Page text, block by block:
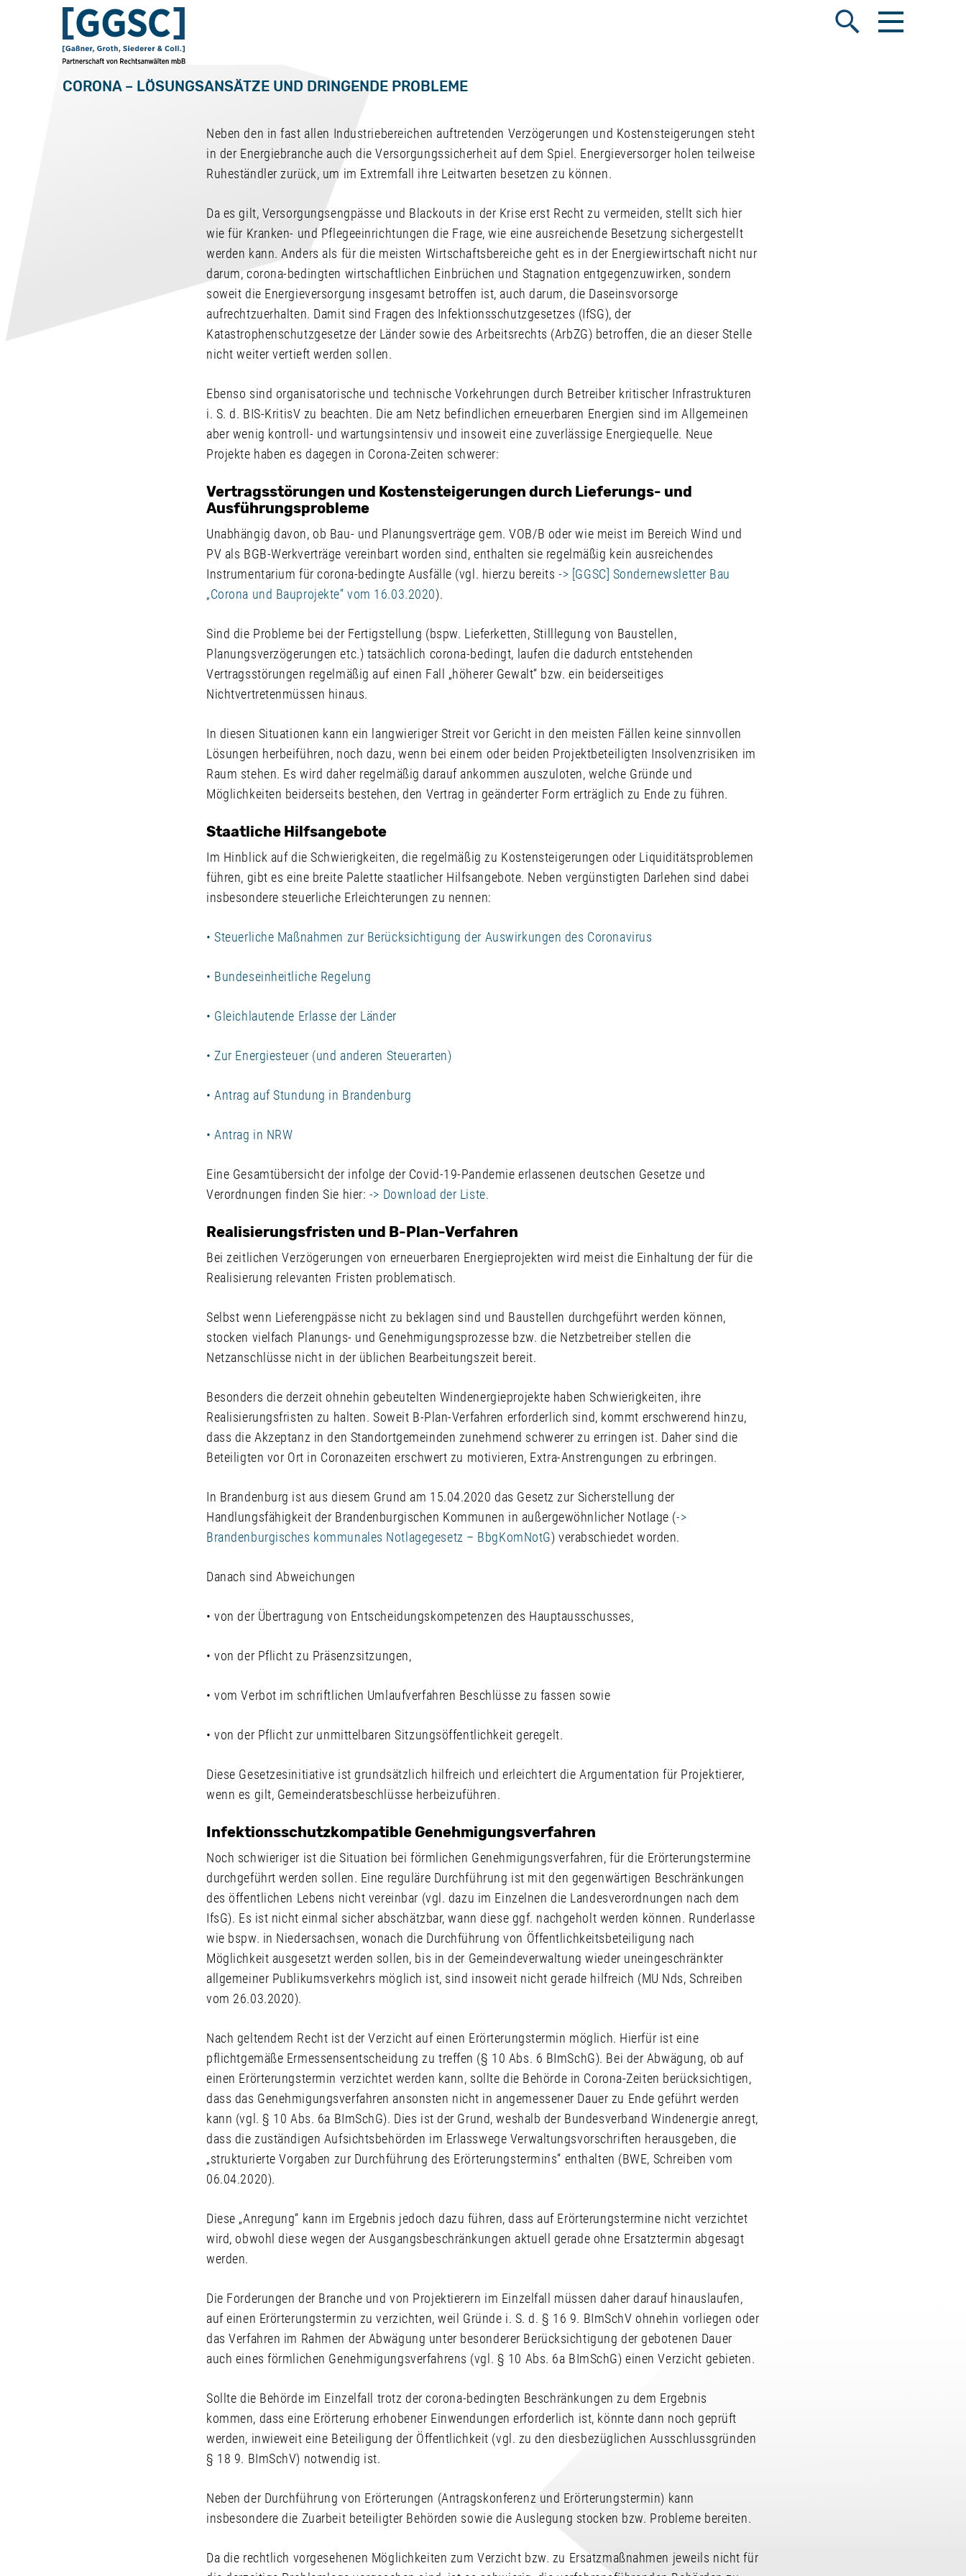
Suche öffnenMenü öffnen
CORONA – LÖSUNGSANSÄTZE UND DRINGENDE PROBLEME
Neben den in fast allen Industriebereichen auftretenden Verzögerungen und Kostensteigerungen steht
in der Energiebranche auch die Versorgungssicherheit auf dem Spiel. Energieversorger holen teilweise
Ruheständler zurück, um im Extremfall ihre Leitwarten besetzen zu können.
Da es gilt, Versorgungsengpässe und Blackouts in der Krise erst Recht zu vermeiden, stellt sich hier
wie für Kranken- und Pflegeeinrichtungen die Frage, wie eine ausreichende Besetzung sichergestellt
werden kann. Anders als für die meisten Wirtschaftsbereiche geht es in der Energiewirtschaft nicht nur
darum, corona-bedingten wirtschaftlichen Einbrüchen und Stagnation entgegenzuwirken, sondern
soweit die Energieversorgung insgesamt betroffen ist, auch darum, die Daseinsvorsorge
aufrechtzuerhalten. Damit sind Fragen des Infektionsschutzgesetzes (IfSG), der
Katastrophenschutzgesetze der Länder sowie des Arbeitsrechts (ArbZG) betroffen, die an dieser Stelle
nicht weiter vertieft werden sollen.
Ebenso sind organisatorische und technische Vorkehrungen durch Betreiber kritischer Infrastrukturen
i. S. d. BIS-KritisV zu beachten. Die am Netz befindlichen erneuerbaren Energien sind im Allgemeinen
aber wenig kontroll- und wartungsintensiv und insoweit eine zuverlässige Energiequelle. Neue
Projekte haben es dagegen in Corona-Zeiten schwerer:
Vertragsstörungen und Kostensteigerungen durch Lieferungs- und
Ausführungsprobleme
Unabhängig davon, ob Bau- und Planungsverträge gem. VOB/B oder wie meist im Bereich Wind und
PV als BGB-Werkverträge vereinbart worden sind, enthalten sie regelmäßig kein ausreichendes
Instrumentarium für corona-bedingte Ausfälle (vgl. hierzu bereits-> [GGSC] Sondernewsletter Bau
„Corona und Bauprojekte“ vom 16.03.2020).
Sind die Probleme bei der Fertigstellung (bspw. Lieferketten, Stilllegung von Baustellen,
Planungsverzögerungen etc.) tatsächlich corona-bedingt, laufen die dadurch entstehenden
Vertragsstörungen regelmäßig auf einen Fall „höherer Gewalt“ bzw. ein beiderseitiges
Nichtvertretenmüssen hinaus.
In diesen Situationen kann ein langwieriger Streit vor Gericht in den meisten Fällen keine sinnvollen
Lösungen herbeiführen, noch dazu, wenn bei einem oder beiden Projektbeteiligten Insolvenzrisiken im
Raum stehen. Es wird daher regelmäßig darauf ankommen auszuloten, welche Gründe und
Möglichkeiten beiderseits bestehen, den Vertrag in geänderter Form erträglich zu Ende zu führen.
Staatliche Hilfsangebote
Im Hinblick auf die Schwierigkeiten, die regelmäßig zu Kostensteigerungen oder Liquiditätsproblemen
führen, gibt es eine breite Palette staatlicher Hilfsangebote. Neben vergünstigten Darlehen sind dabei
insbesondere steuerliche Erleichterungen zu nennen:
• Steuerliche Maßnahmen zur Berücksichtigung der Auswirkungen des Coronavirus
• Bundeseinheitliche Regelung
• Gleichlautende Erlasse der Länder
• Zur Energiesteuer (und anderen Steuerarten)
• Antrag auf Stundung in Brandenburg
• Antrag in NRW
Eine Gesamtübersicht der infolge der Covid-19-Pandemie erlassenen deutschen Gesetze und
Verordnungen finden Sie hier: -> Download der Liste.
Realisierungsfristen und B-Plan-Verfahren
Bei zeitlichen Verzögerungen von erneuerbaren Energieprojekten wird meist die Einhaltung der für die
Realisierung relevanten Fristen problematisch.
Selbst wenn Lieferengpässe nicht zu beklagen sind und Baustellen durchgeführt werden können,
stocken vielfach Planungs- und Genehmigungsprozesse bzw. die Netzbetreiber stellen die
Netzanschlüsse nicht in der üblichen Bearbeitungszeit bereit.
Besonders die derzeit ohnehin gebeutelten Windenergieprojekte haben Schwierigkeiten, ihre
Realisierungsfristen zu halten. Soweit B-Plan-Verfahren erforderlich sind, kommt erschwerend hinzu,
dass die Akzeptanz in den Standortgemeinden zunehmend schwerer zu erringen ist. Daher sind die
Beteiligten vor Ort in Coronazeiten erschwert zu motivieren, Extra-Anstrengungen zu erbringen.
In Brandenburg ist aus diesem Grund am 15.04.2020 das Gesetz zur Sicherstellung der
Handlungsfähigkeit der Brandenburgischen Kommunen in außergewöhnlicher Notlage (->
Brandenburgisches kommunales Notlagegesetz – BbgKomNotG) verabschiedet worden.
Danach sind Abweichungen
• von der Übertragung von Entscheidungskompetenzen des Hauptausschusses,
• von der Pflicht zu Präsenzsitzungen,
• vom Verbot im schriftlichen Umlaufverfahren Beschlüsse zu fassen sowie
• von der Pflicht zur unmittelbaren Sitzungsöffentlichkeit geregelt.
Diese Gesetzesinitiative ist grundsätzlich hilfreich und erleichtert die Argumentation für Projektierer,
wenn es gilt, Gemeinderatsbeschlüsse herbeizuführen.
Infektionsschutzkompatible Genehmigungsverfahren
Noch schwieriger ist die Situation bei förmlichen Genehmigungsverfahren, für die Erörterungstermine
durchgeführt werden sollen. Eine reguläre Durchführung ist mit den gegenwärtigen Beschränkungen
des öffentlichen Lebens nicht vereinbar (vgl. dazu im Einzelnen die Landesverordnungen nach dem
IfsG). Es ist nicht einmal sicher abschätzbar, wann diese ggf. nachgeholt werden können. Runderlasse
wie bspw. in Niedersachsen, wonach die Durchführung von Öffentlichkeitsbeteiligung nach
Möglichkeit ausgesetzt werden sollen, bis in der Gemeindeverwaltung wieder uneingeschränkter
allgemeiner Publikumsverkehrs möglich ist, sind insoweit nicht gerade hilfreich (MU Nds, Schreiben
vom 26.03.2020).
Nach geltendem Recht ist der Verzicht auf einen Erörterungstermin möglich. Hierfür ist eine
pflichtgemäße Ermessensentscheidung zu treffen (§ 10 Abs. 6 BImSchG). Bei der Abwägung, ob auf
einen Erörterungstermin verzichtet werden kann, sollte die Behörde in Corona-Zeiten berücksichtigen,
dass das Genehmigungsverfahren ansonsten nicht in angemessener Dauer zu Ende geführt werden
kann (vgl. § 10 Abs. 6a BImSchG). Dies ist der Grund, weshalb der Bundesverband Windenergie anregt,
dass die zuständigen Aufsichtsbehörden im Erlasswege Verwaltungsvorschriften herausgeben, die
„strukturierte Vorgaben zur Durchführung des Erörterungstermins“ enthalten (BWE, Schreiben vom
06.04.2020).
Diese „Anregung“ kann im Ergebnis jedoch dazu führen, dass auf Erörterungstermine nicht verzichtet
wird, obwohl diese wegen der Ausgangsbeschränkungen aktuell gerade ohne Ersatztermin abgesagt
werden.
Die Forderungen der Branche und von Projektierern im Einzelfall müssen daher darauf hinauslaufen,
auf einen Erörterungstermin zu verzichten, weil Gründe i. S. d. § 16 9. BImSchV ohnehin vorliegen oder
das Verfahren im Rahmen der Abwägung unter besonderer Berücksichtigung der gebotenen Dauer
auch eines förmlichen Genehmigungsverfahrens (vgl. § 10 Abs. 6a BImSchG) einen Verzicht gebieten.
Sollte die Behörde im Einzelfall trotz der corona-bedingten Beschränkungen zu dem Ergebnis
kommen, dass eine Erörterung erhobener Einwendungen erforderlich ist, könnte dann noch geprüft
werden, inwieweit eine Beteiligung der Öffentlichkeit (vgl. zu den diesbezüglichen Ausschlussgründen
§ 18 9. BImSchV) notwendig ist.
Neben der Durchführung von Erörterungen (Antragskonferenz und Erörterungstermin) kann
insbesondere die Zuarbeit beteiligter Behörden sowie die Auslegung stocken bzw. Probleme bereiten.
Da die rechtlich vorgesehenen Möglichkeiten zum Verzicht bzw. zu Ersatzmaßnahmen jeweils nicht für